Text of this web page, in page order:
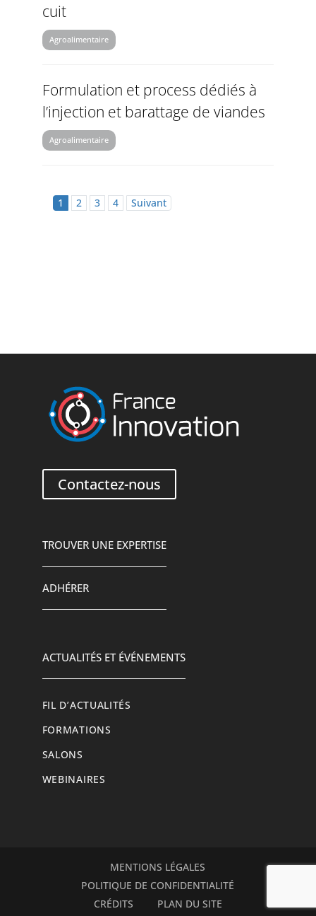
cuit
Agroalimentaire
Formulation et process dédiés à
l’injection et barattage de viandes
Agroalimentaire
1 2 3 4 Suivant
Contactez-nous
TROUVER UNE EXPERTISE
ADHÉRER
ACTUALITÉS ET ÉVÉNEMENTS
FIL D’ACTUALITÉS
FORMATIONS
SALONS
WEBINAIRES
MENTIONS LÉGALES
POLITIQUE DE CONFIDENTIALITÉ
CRÉDITS
PLAN DU SITE